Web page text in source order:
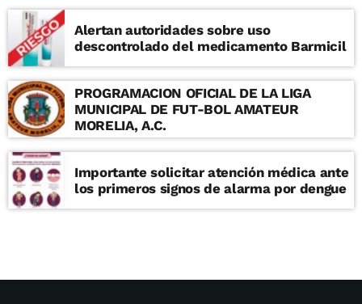
Alertan autoridades sobre uso
descontrolado del medicamento Barmicil
PROGRAMACION OFICIAL DE LA LIGA
MUNICIPAL DE FUT-BOL AMATEUR
MORELIA, A.C.
Importante solicitar atención médica ante
los primeros signos de alarma por dengue